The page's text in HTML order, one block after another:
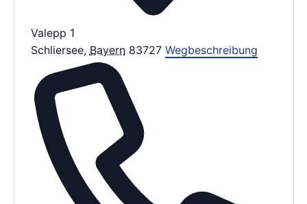
Valepp 1
Schliersee, Bayern 83727 Wegbeschreibung